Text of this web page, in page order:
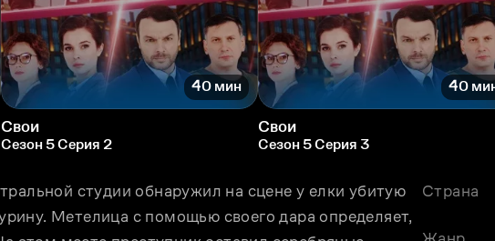
40 мин
Свои
Сезон 5 Серия 2
40
Свои
Сезон 5 Серия 3
студии обнаружил на сцене у елки убитую
Метелица с помощью своего дара определяет,
Страна